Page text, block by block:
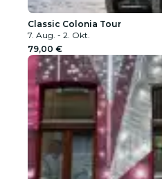
Classic Colonia Tour
7. Aug. - 2. Okt.
79,00 €